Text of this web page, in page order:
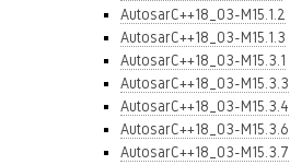
AutosarC++18_03-M15.1.2
AutosarC++18_03-M15.1.3
AutosarC++18_03-M15.3.1
AutosarC++18_03-M15.3.3
AutosarC++18_03-M15.3.4
AutosarC++18_03-M15.3.6
AutosarC++18_03-M15.3.7